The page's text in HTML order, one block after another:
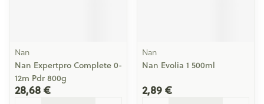
Nan
Nan Expertpro Complete 0-
12m Pdr 800g
28,68 €
Nan
Nan Evolia 1 500ml
2,89 €